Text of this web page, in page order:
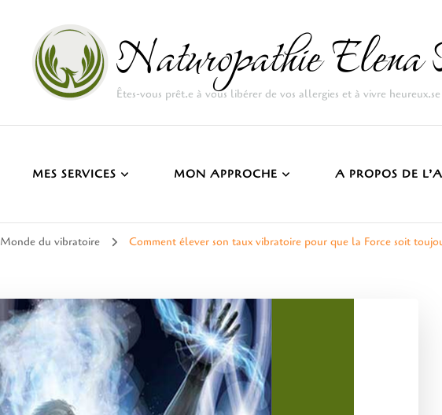
Naturopathie Elena
Êtes-vous prêt.e à vous libérer de vos allergies et à vivre
MES SERVICES MON APPROCHE A PROPOS DE
Monde du vibratoire Comment élever son taux vibratoire pour que la Force soit